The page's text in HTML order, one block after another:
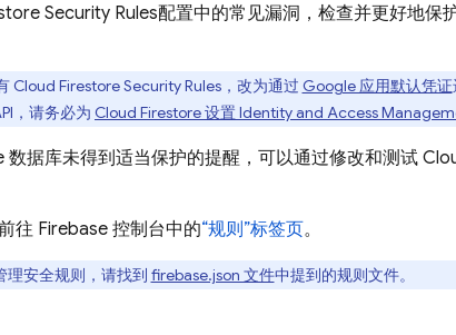
Security Rules配置中的常见漏洞，检查并更好地保
Cloud FirestoreSecurity Rules，改为通过 Google 应用默认凭证
，请务必为 Cloud Firestore设置 Identity and Access
数据库未得到适当保护的提醒，可以通过修改和测试
往 Firebase 控制台中的“规则”标签页。
理安全规则，请找到 firebase.json 文件中提到的规则文件。